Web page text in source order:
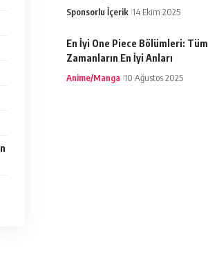
Sponsorlu İçerik 14 Ekim 2025
En İyi One Piece Bölümleri: Tüm
Zamanların En İyi Anları
Anime/Manga 10 Ağustos 2025